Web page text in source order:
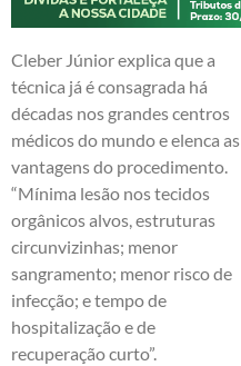
Cleber Júnior explica que a
técnica já é consagrada há
décadas nos grandes centros
médicos do mundo e elenca as
vantagens do procedimento.
“Mínima lesão nos tecidos
orgânicos alvos, estruturas
circunvizinhas; menor
sangramento; menor risco de
infecção; e tempo de
hospitalização e de
recuperação curto”.